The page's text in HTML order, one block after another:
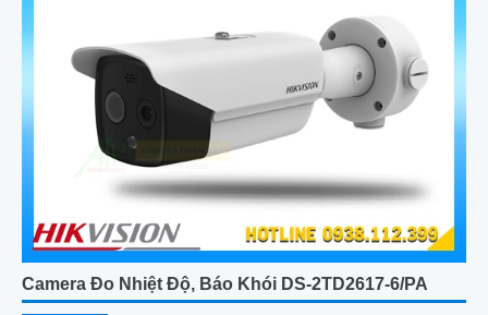
Camera Đo Nhiệt Độ, Báo Khói DS-2TD2617-6/PA